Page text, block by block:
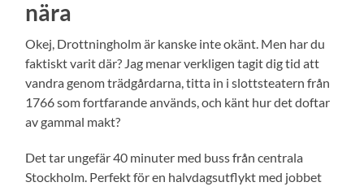
nära
Okej, Drottningholm är kanske inte okänt. Men har du
faktiskt varit där? Jag menar verkligen tagit dig tid att
vandra genom trädgårdarna, titta in i slottsteatern från
1766 som fortfarande används, och känt hur det doftar
av gammal makt?
Det tar ungefär 40 minuter med buss från centrala
Stockholm. Perfekt för en halvdagsutflykt med jobbet